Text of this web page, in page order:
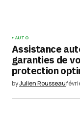
Your E-mail*
Enregistrer
site dans
AUTO
Assistance
garanties de
protection
byJulien Rousseau